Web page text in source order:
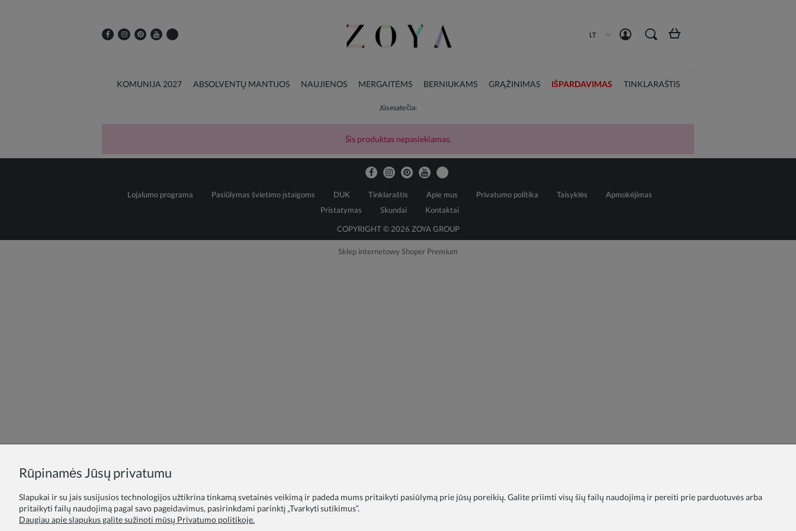
LT
KOMUNIJA 2027 ABSOLVENTŲ MANTIJOS NAUJIENOS MERGAITĖMS BERNIUKAMS GRĄŽINIMAS IŠPARDAVIMAS TINKLARAŠTIS
Jūs esate čia:
Šis produktas nepasiekiamas.
Lojalumo programa Pasiūlymas švietimo įstaigoms DUK Tinklaraštis Apie mus Privatumo politika Taisyklės
Apmokėjimas
Pristatymas
Skundai
Kontaktai
COPYRIGHT © 2026 ZOYA GROUP
Sklep internetowy Shoper Premium
Rūpinamės Jūsų privatumu
Slapukai ir su jais susijusios technologijos užtikrina tinkamą svetainės veikimą ir padeda mums pritaikyti pasiūlymą prie jūsų poreikių. Galite priimti visų šių failų naudojimą ir pereiti prie parduotuvės arba
pritaikyti failų naudojimą pagal savo pageidavimus, pasirinkdami parinktį „Tvarkyti sutikimus“.
Daugiau apie slapukus galite sužinoti mūsų Privatumo politikoje.